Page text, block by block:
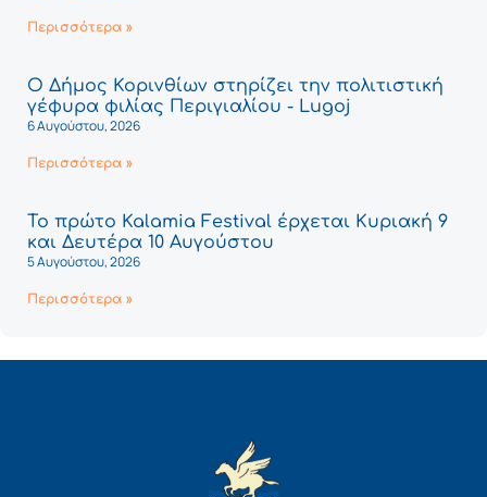
Περισσότερα »
Ο Δήμος Κορινθίων στηρίζει την πολιτιστική
γέφυρα φιλίας Περιγιαλίου - Lugoj
6 Αυγούστου, 2026
Περισσότερα »
Το πρώτο Kalamia Festival έρχεται Κυριακή 9
και Δευτέρα 10 Αυγούστου
5 Αυγούστου, 2026
Περισσότερα »